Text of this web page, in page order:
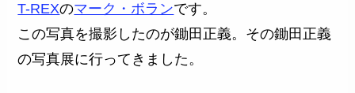
T-REXのマーク・ボランです。
この写真を撮影したのが鋤田正義。その鋤田正義
の写真展に行ってきました。